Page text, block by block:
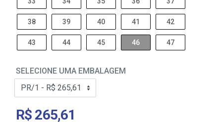
38 39 40 41 42
43 44 45 46 47
SELECIONE UMA EMBALAGEM
R$ 265,61